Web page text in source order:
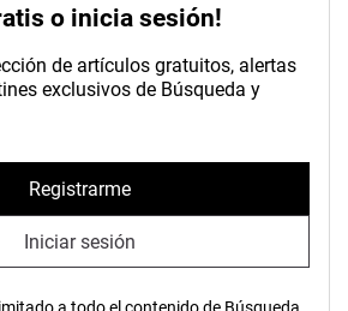
o inicia sesión!
de artículos gratuitos, alertas
exclusivos de Búsqueda y
Registrarme
Iniciar sesión